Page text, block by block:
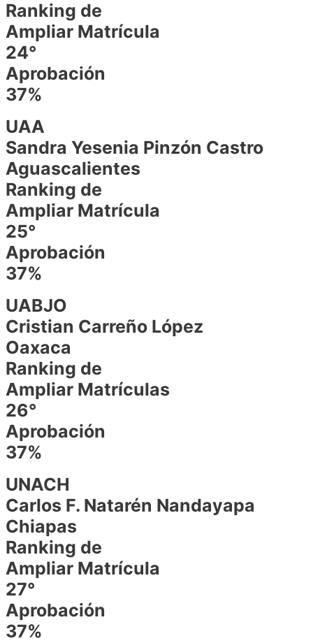
Ranking de
Ampliar Matrícula
24°
Aprobación
37%
UAA
Sandra Yesenia Pinzón Castro
Aguascalientes
Ranking de
Ampliar Matrícula
25°
Aprobación
37%
UABJO
Cristian Carreño López
Oaxaca
Ranking de
Ampliar Matrículas
26°
Aprobación
37%
UNACH
Carlos F. Natarén Nandayapa
Chiapas
Ranking de
Ampliar Matrícula
27°
Aprobación
37%